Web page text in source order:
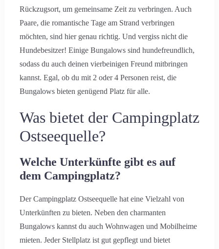
Rückzugsort, um gemeinsame Zeit zu verbringen. Auch
Paare, die romantische Tage am Strand verbringen
möchten, sind hier genau richtig. Und vergiss nicht die
Hundebesitzer! Einige Bungalows sind hundefreundlich,
sodass du auch deinen vierbeinigen Freund mitbringen
kannst. Egal, ob du mit 2 oder 4 Personen reist, die
Bungalows bieten genügend Platz für alle.
Was bietet der Campingplatz
Ostseequelle?
Welche Unterkünfte gibt es auf
dem Campingplatz?
Der Campingplatz Ostseequelle hat eine Vielzahl von
Unterkünften zu bieten. Neben den charmanten
Bungalows kannst du auch Wohnwagen und Mobilheime
mieten. Jeder Stellplatz ist gut gepflegt und bietet